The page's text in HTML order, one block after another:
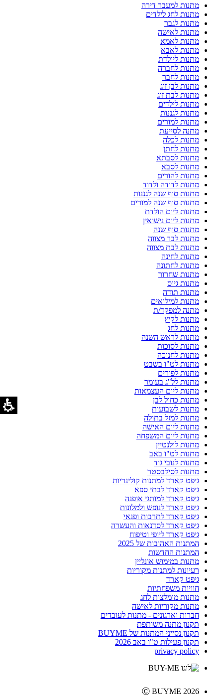
מתנות למעבר דירה
מתנות לחג לילדים
מתנות לגבר
מתנות לאישה
מתנות לאמא
מתנות לאבא
מתנות ליולדת
מתנות לחברה
מתנות לחבר
מתנות לבן זוג
מתנות לבת זוג
מתנות לילדים
מתנות לגננות
מתנות למורים
מתנה לסייעת
מתנות לכלה
מתנות לחתן
מתנות לסבתא
מתנות לסבא
מתנות להורים
מתנות לדודה ולדוד
מתנות סוף שנה לגננות
מתנות סוף שנה למורים
מתנות ליום הולדת
מתנות ליום נישואין
מתנות סוף שנה
מתנות לבר מצווה
מתנות לבת מצווה
מתנות לחינה
מתנות לחתונה
מתנות שחרור
מתנות גיוס
מתנות תודה
מתנות למילואים
מתנה למפקד/ת
מתנות לקיץ
מתנות לחג
מתנות לראש השנה
מתנות לסוכות
מתנות לחנוכה
מתנות לט"ו בשבט
מתנות לפורים
מתנות לל"ג בעומר
מתנות ליום העצמאות
מתנות כחול לבן
מתנות לשבועות
מתנות למזל בתולה
מתנות ליום האישה
מתנות ליום המשפחה
מתנות לולנטיין
מתנות לט"ו באב
מתנות לנובי גוד
מתנות לסילבסטר
גיפט קארד למתנות קולינריות
גיפט קארד לבתי ספא
גיפט קארד למותגי אופנה
גיפט קארד לנופש ולמלונות
גיפט קארד לתרבות ופנאי
גיפט קארד לסדנאות והעשרה
גיפט קארד ליופי וטיפוח
המתנות האהובות של 2025
המתנות החדשות
מתנות במימוש אונליין
רעיונות למתנות מקוריות
גיפט קארד
חוויות משפחתיות
מתנות מומלצות לחג
מתנות מקוריות לאישה
חברות וארגונים - מתנות לעובדים
תקנון מתנה משותפת
תקנון נסייני המתנות של BUYME
תקנון פעילות ט"ו באב 2026
privacy policy
Ⓒ BUYME 2026